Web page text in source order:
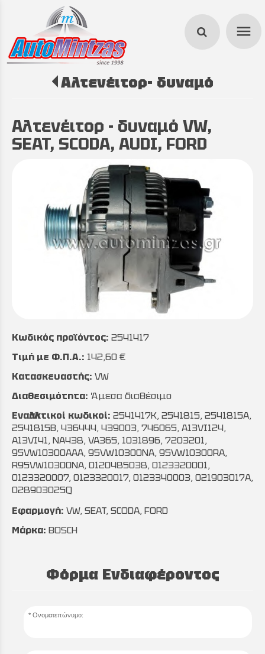
menu
Αλτενέιτορ- δυναμό
Αλτενέιτορ - δυναμό VW,
SEAT, SCODA, AUDI, FORD
Κωδικός προϊόντος: 2541417
Τιμή με Φ.Π.Α.: 142,60 €
Κατασκευαστής: VW
Διαθεσιμότητα: Άμεσα διαθέσιμο
Εναλλακτικοί κωδικοί: 2541417K, 2541815, 2541815A,
2541815B, 436444, 439003, 746065, A13VI124,
A13VI41, NA438, VA365, 1031896, 7203201,
95VW10300AAA, 95VW10300NA, 95VW10300RA,
R95VW10300NA, 0120485038, 0123320001,
0123320007, 0123320017, 0123340003, 021903017A,
028903025Q
Εφαρμογή: VW, SEAT, SCODA, FORD
Μάρκα: BOSCH
Φόρμα Ενδιαφέροντος
Ονοματεπώνυμο: